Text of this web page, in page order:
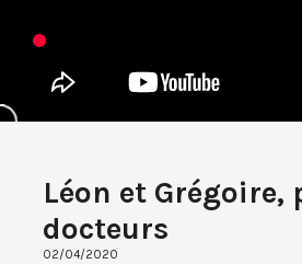
Léon et Grégoire,
docteurs
02/04/2020